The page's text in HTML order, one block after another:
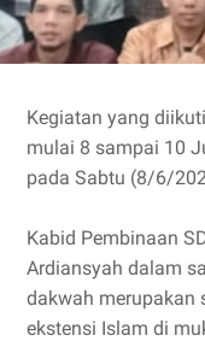
Kegiatan yang
mulai 8 sampai 10
pada Sabtu (8/6/
Kabid Pembinaan
Ardiansyah dalam
dakwah merupakan
ekstensi Islam di